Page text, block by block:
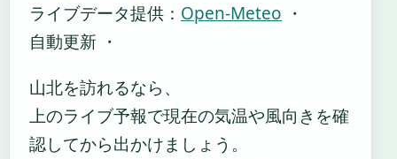
ライブデータ提供： Open-Meteo ・
自動更新 ・
山北を訪れるなら、
上のライブ予報で現在の気温や風向きを確
認してから出かけましょう。